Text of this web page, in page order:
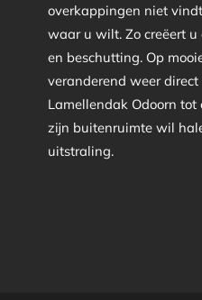
overkappingen niet
waar u wilt. Zo creëert
en beschutting. Op
veranderend weer
Lamellendak Odoorn
zijn buitenruimte wil
uitstraling.